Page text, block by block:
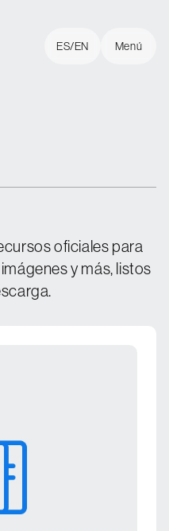
ES EN Menú
ES EN Cerrar
FIAB
oficiales para
y más, listos